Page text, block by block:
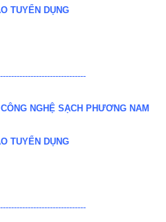
TUYỂN DỤNG
NGHỆ SẠCH PHƯƠNG NAM
TUYỂN DỤNG